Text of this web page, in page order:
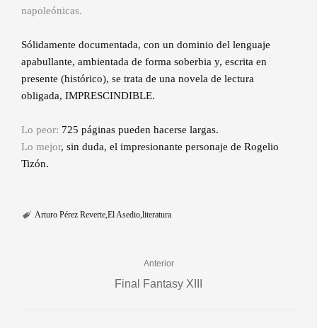
napoleónicas.
Sólidamente documentada, con un dominio del lenguaje
apabullante, ambientada de forma soberbia y, escrita en
presente (histórico), se trata de una novela de lectura
obligada, IMPRESCINDIBLE.
Lo peor: 725 páginas pueden hacerse largas.
Lo mejor, sin duda, el impresionante personaje de Rogelio
Tizón.
Arturo Pérez Reverte El Asedio literatura
Anterior
Final Fantasy XIII